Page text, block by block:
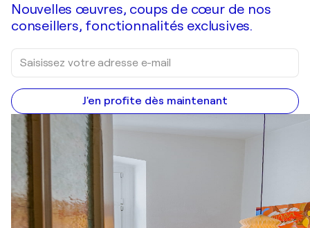
Nouvelles œuvres, coups de cœur de nos
conseillers, fonctionnalités exclusives.
J'en profite dès maintenant